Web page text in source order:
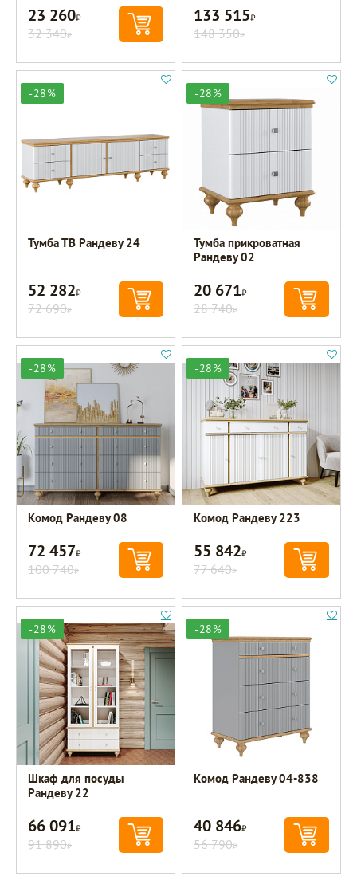
23 260Р
32 340Р
133 515Р
148 350Р
-28%
Тумба ТВ Рандеву 24
52 282Р
72 690Р
-28%
Тумба прикроватная
Рандеву 02
20 671Р
28 740Р
-28%
Комод Рандеву 08
72 457Р
100 740Р
-28%
Комод Рандеву 223
55 842Р
77 640Р
-28%
Шкаф для посуды
Рандеву 22
66 091Р
91 890Р
-28%
Комод Рандеву 04-838
40 846Р
56 790Р